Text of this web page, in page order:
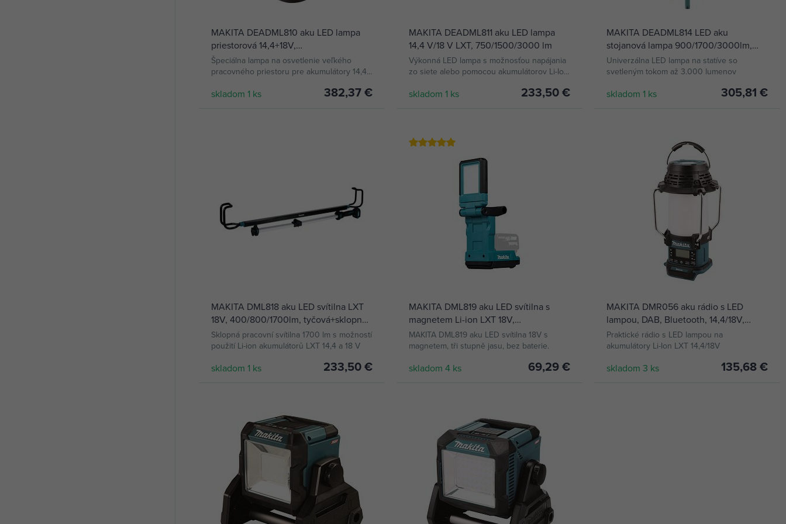
MAKITA DEADML810 aku LED lampa
priestorová 14,4+18V,
5500/3000/1500lm, 180°+360°, IP54,
bez aku
Špeciálna lampa na osvetlenie veľkého
pracovného priestoru pre akumulátory 14,4V
skladom 1 ks 382,37 €
MAKITA DEADML811 aku LED lampa
14,4 V/18 V LXT, 750/1500/3000 lm
Výkonná LED lampa s možnosťou napájania
zo siete alebo pomocou akumulátorov Li-Ion
skladom 1 ks 233,50 €
MAKITA DEADML814 LED aku
stojanová lampa 900/1700/3000lm,
teleskop 1144-2240mm, IP55, bez
batérie
Univerzálna LED lampa na statíve so
svetleným tokom až 3.000 lumenov
skladom 1 ks 305,81 €
MAKITA DML818 aku LED svítilna LXT
18V, 400/800/1700lm, tyčová+sklopná,
kovový držák, bez baterie
Sklopná pracovní svítilna 1700 lm s možností
použití Li-ion akumulátorů LXT 14,4 a 18 V
skladom 1 ks 233,50 €
MAKITA DML819 aku LED svítilna s
magnetem Li-ion LXT 18V,
500/800/1200 lm, bez baterie
MAKITA DML819 aku LED svítilna 18V s
magnetem, tři stupně jasu, bez baterie.
skladom 4 ks 69,29 €
MAKITA DMR056 aku rádio s LED
lampou, DAB, Bluetooth, 14,4/18V,
300lm, bez batérie
Praktické rádio s LED lampou na
akumulátory Li-Ion LXT 14,4/18V
skladom 3 ks 135,68 €